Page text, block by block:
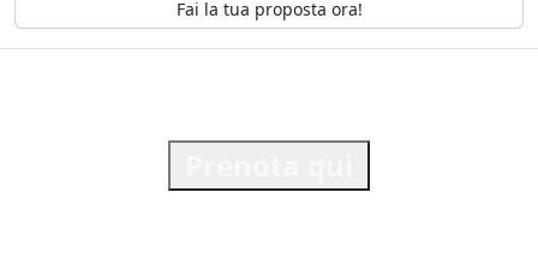
Fai la tua proposta ora!